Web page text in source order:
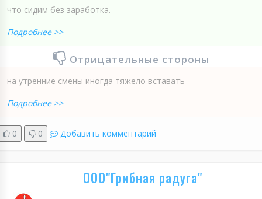
что сидим без заработка.
Подробнее >>
Отрицательные стороны
на утренние смены иногда тяжело вставать
Подробнее >>
0 0 Добавить комментарий
ООО"Грибная радуга"